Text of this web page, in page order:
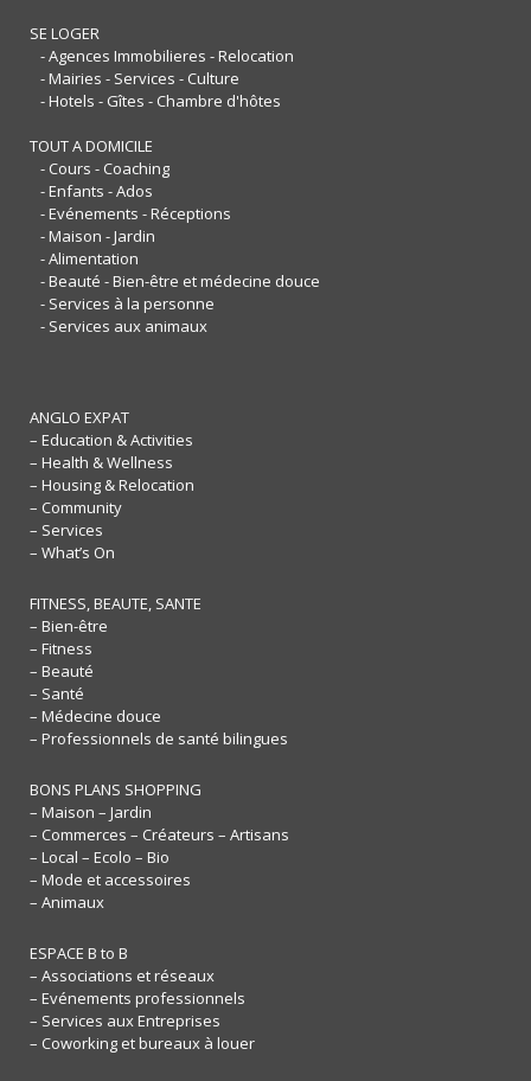
SE LOGER
- Agences Immobilieres - Relocation
- Mairies - Services - Culture
- Hotels - Gîtes - Chambre d'hôtes
TOUT A DOMICILE
- Cours - Coaching
- Enfants - Ados
- Evénements - Réceptions
- Maison - Jardin
- Alimentation
- Beauté - Bien-être et médecine douce
- Services à la personne
- Services aux animaux
ANGLO EXPAT
– Education & Activities
– Health & Wellness
– Housing & Relocation
– Community
– Services
– What’s On
FITNESS, BEAUTE, SANTE
– Bien-être
– Fitness
– Beauté
– Santé
– Médecine douce
– Professionnels de santé bilingues
BONS PLANS SHOPPING
– Maison – Jardin
– Commerces – Créateurs – Artisans
– Local – Ecolo – Bio
– Mode et accessoires
– Animaux
ESPACE B to B
– Associations et réseaux
– Evénements professionnels
– Services aux Entreprises
– Coworking et bureaux à louer